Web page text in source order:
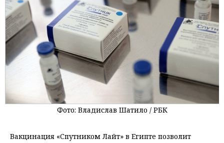
Фото: Владислав Шатило / РБК
Вакцинация «Спутником Лайт» в Египте позволит